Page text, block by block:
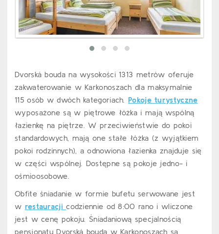
Dvorská bouda na wysokości 1313 metrów oferuje
zakwaterowanie w Karkonoszach dla maksymalnie
115 osób w dwóch kategoriach.Pokoje turystyczne
wyposażone są w piętrowe łóżka i mają wspólną
łazienkę na piętrze. W przeciwieństwie do pokoi
standardowych, mają one stałe łóżka (z wyjątkiem
pokoi rodzinnych), a odnowiona łazienka znajduje się
w części wspólnej. Dostępne są pokoje jedno- i
ośmioosobowe.
Obfite śniadanie w formie bufetu serwowane jest
w restauracji codziennie od 8:00 rano i wliczone
jest w cenę pokoju. Śniadaniową specjalnością
pensjonatu Dvorská bouda w Karkonoszach są